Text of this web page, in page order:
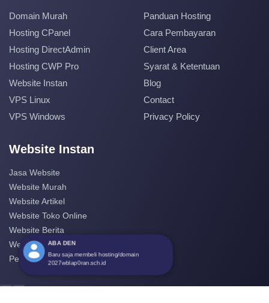
Domain Murah
Hosting CPanel
Hosting DirectAdmin
Hosting CWP Pro
Website Instan
VPS Linux
VPS Windows
Panduan Hosting
Cara Pembayaran
Client Area
Syarat & Ketentuan
Blog
Contact
Privacy Policy
Website Instan
Jasa Website
Website Murah
Website Artikel
Website Toko Online
Website Berita
Website Perusahaan
Pembuatan Website
ABA DEN
Baru saja membeli hosting/domain
2027wblap0ran.sch.id